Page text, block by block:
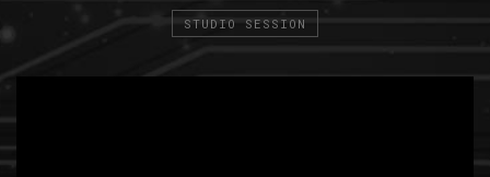
STUDIO SESSION